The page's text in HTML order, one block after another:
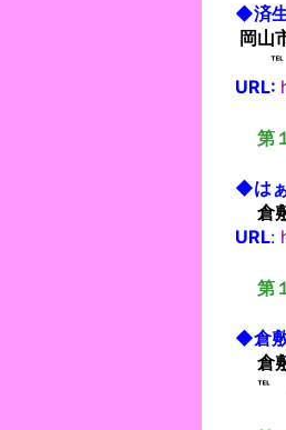
◆済
岡山
℡
URL:
第
◆は
倉
URL:
第
◆倉
倉
℡